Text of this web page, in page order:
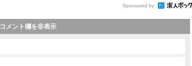
Sponsored by
コメント欄を非表示